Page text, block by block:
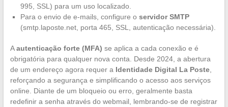
995, SSL) para um uso localizado.
Para o envio de e-mails, configure o servidor SMTP
(smtp.laposte.net, porta 465, SSL, autenticação necessária).
Aautenticação forte (MFA) se aplica a cada conexão e é
obrigatória para qualquer nova conta. Desde 2024, a abertura
de um endereço agora requer a Identidade Digital La Poste,
reforçando a segurança e simplificando o acesso aos serviços
online. Diante de um bloqueio ou erro, geralmente basta
redefinir a senha através do webmail, lembrando-se de registrar